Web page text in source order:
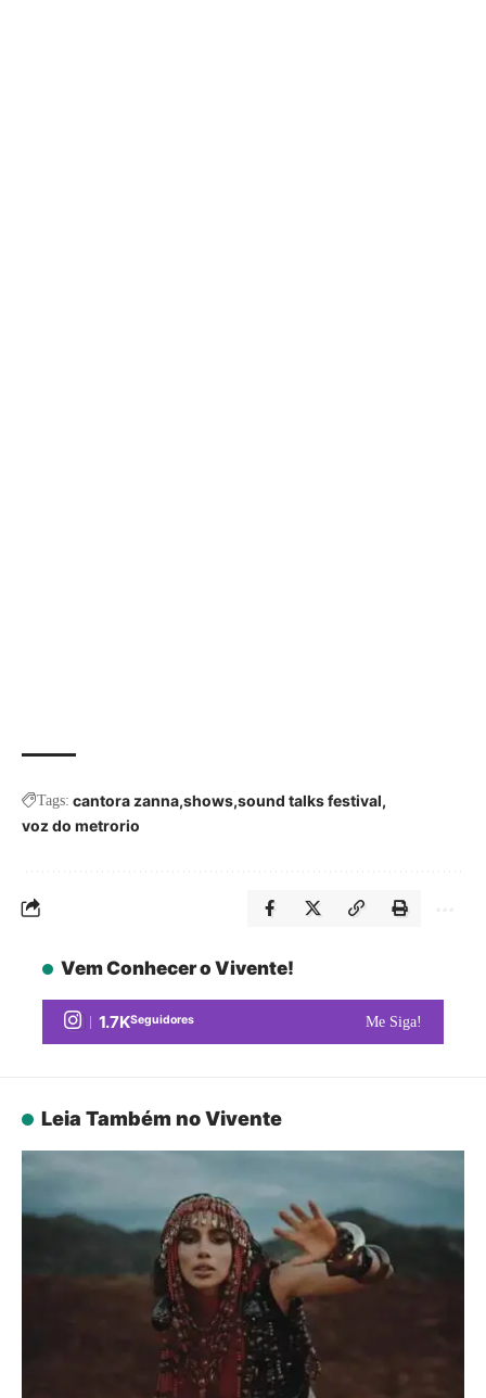
Tags: cantora zanna shows sound talks festival
voz do metrorio
Vem Conhecer o Vivente!
1.7KSeguidores Me Siga!
Leia Também no Vivente